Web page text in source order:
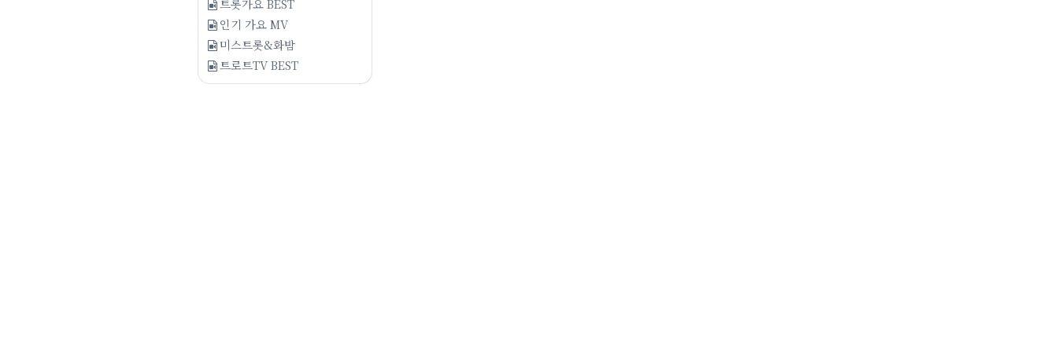
트롯가요 BEST
인기 가요 MV
미스트롯&화밤
트로트TV BEST